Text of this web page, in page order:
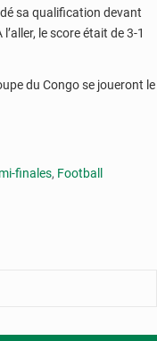
sa qualification devant
le score était de 3-1
du Congo se joueront le
finales, Football